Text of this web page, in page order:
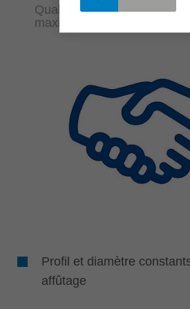
Qualité d'usinage
maximale
Profil et diamètre
affûtage